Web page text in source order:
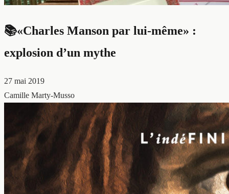
📚«Charles Manson par lui-même» :
explosion d’un mythe
27 mai 2019
Camille Marty-Musso